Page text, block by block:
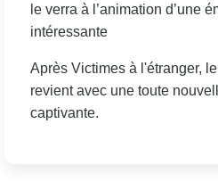
le verra à l’animation d’une
intéressante
Après Victimes à l'étranger,
revient avec une toute
captivante.